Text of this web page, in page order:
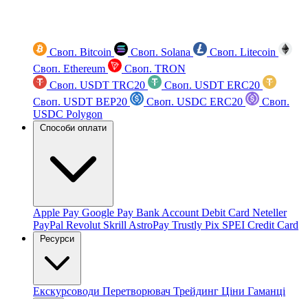
Своп. Bitcoin Своп. Solana
Своп. Litecoin
Своп. Ethereum
Своп. TRON
Своп. USDT TRC20
Своп. USDT ERC20
Своп. USDT BEP20
Своп. USDC ERC20
Своп.
USDC Polygon
Способи оплати
Apple Pay Google Pay Bank Account Debit Card Neteller
PayPal Revolut Skrill AstroPay Trustly Pix SPEI Credit Card
Ресурси
Екскурсоводи Перетворювач Трейдинг Ціни Гаманці